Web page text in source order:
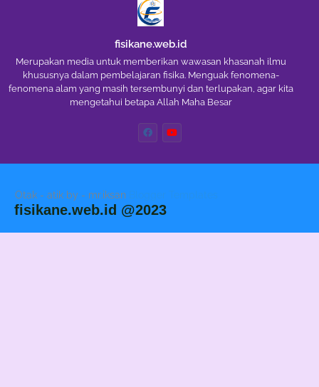
fisikane.web.id
Merupakan media untuk memberikan wawasan khasanah ilmu
khususnya dalam pembelajaran fisika. Menguak fenomena-
fenomena alam yang masih tersembunyi dan terlupakan, agar kita
mengetahui betapa Allah Maha Besar
Otak - atik by - mr.iksan Blogger Templates
fisikane.web.id @2023